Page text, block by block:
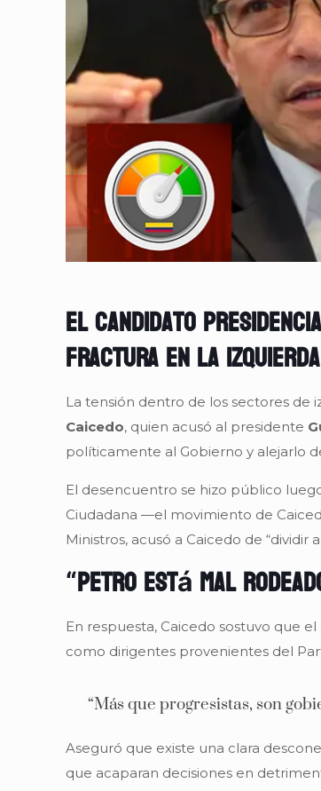
El candidato
fractura en la izquierda
La tensión dentro de los sectores de
Caicedo, quien acusó al presidente
políticamente al Gobierno y alejarlo
El desencuentro se hizo público
Ciudadana —el movimiento de
Ministros, acusó a Caicedo de “dividir
“Petro está mal
En respuesta, Caicedo sostuvo que
como dirigentes provenientes del
“Más que progresistas, son
Aseguró que existe una clara
que acaparan decisiones en